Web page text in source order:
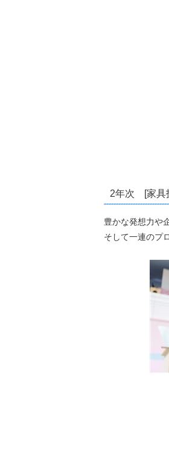
2年次 [家具
豊かな発想力や
そして一連のプ